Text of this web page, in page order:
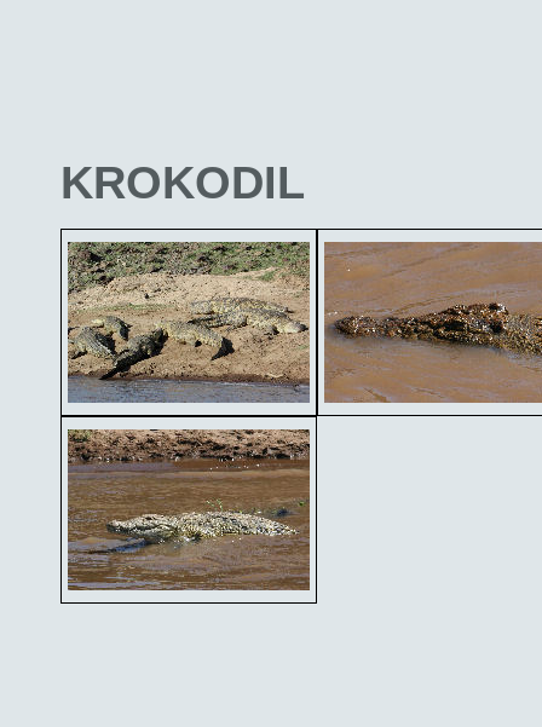
KROKODIL